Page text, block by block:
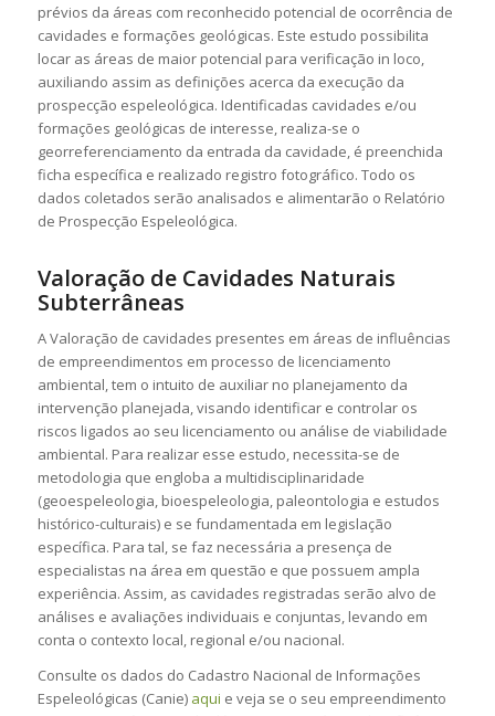
prévios da áreas com reconhecido potencial de ocorrência de
cavidades e formações geológicas. Este estudo possibilita
locar as áreas de maior potencial para verificação in loco,
auxiliando assim as definições acerca da execução da
prospecção espeleológica. Identificadas cavidades e/ou
formações geológicas de interesse, realiza-se o
georreferenciamento da entrada da cavidade, é preenchida
ficha específica e realizado registro fotográfico. Todo os
dados coletados serão analisados e alimentarão o Relatório
de Prospecção Espeleológica.
Valoração de Cavidades Naturais
Subterrâneas
A Valoração de cavidades presentes em áreas de influências
de empreendimentos em processo de licenciamento
ambiental, tem o intuito de auxiliar no planejamento da
intervenção planejada, visando identificar e controlar os
riscos ligados ao seu licenciamento ou análise de viabilidade
ambiental. Para realizar esse estudo, necessita-se de
metodologia que engloba a multidisciplinaridade
(geoespeleologia, bioespeleologia, paleontologia e estudos
histórico-culturais) e se fundamentada em legislação
específica. Para tal, se faz necessária a presença de
especialistas na área em questão e que possuem ampla
experiência. Assim, as cavidades registradas serão alvo de
análises e avaliações individuais e conjuntas, levando em
conta o contexto local, regional e/ou nacional.
Consulte os dados do Cadastro Nacional de Informações
Espeleológicas (Canie) aqui e veja se o seu empreendimento